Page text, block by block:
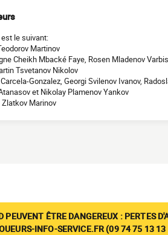
le suivant:
Martinov
Cheikh Mbacké Faye, Rosen Mladenov
Tsvetanov Nikolov
Gonzalez, Georgi Svilenov Ivanov,
et Nikolay Plamenov Yankov
Marinov
PEUVENT ÊTRE DANGEREUX : PERTES
INFO-SERVICE.FR (09 74 75 13